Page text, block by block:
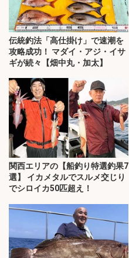
伝統釣法「高仕掛け」で速潮を
攻略成功！ マダイ・アジ・イサ
ギが続々【畑中丸・加太】
関西エリアの【船釣り特選釣果7
選】 イカメタルでスルメ交じり
でシロイカ50匹超え！